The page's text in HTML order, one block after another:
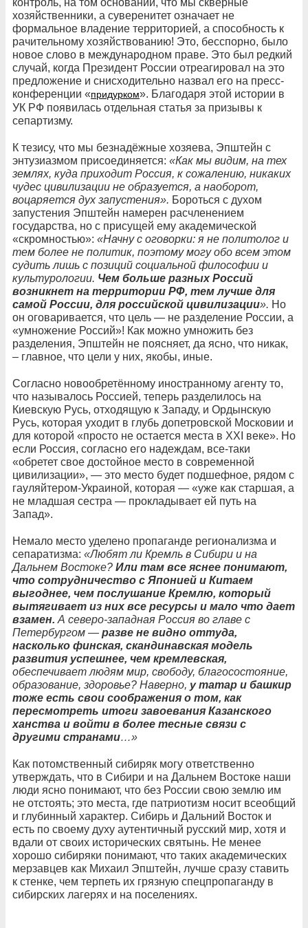
хозяйственники, а суверенитет означает не
формальное владение территорией, а способность к
рачительному хозяйствованию! Это, бесспорно, было
новое слово в международном праве. Это был редкий
случай, когда Президент России отреагировал на это
предложение и снисходительно назвал его на пресс-
конференции «придурком». Благодаря этой истории в
УК РФ появилась отдельная статья за призывы к
сепартизму.
К тезису, что мы безнадёжные хозяева, Эпштейн с
энтузиазмом присоединяется: «Как мы видим, на тех
землях, куда приходит Россия, к сожалению, никаких
чудес цивилизации не образуется, а наоборот,
воцаряется дух запустения». Бороться с духом
запустения Эпштейн намерен расчленением
государства, но с присущей ему академической
«скромностью»: «Начну с оговорки: я не политолог и
тем более не политик, поэтому могу обо всем этом
судить лишь с позиций социальной философии и
культурологии. Чем больше разных Россий
возникнет на территории РФ, тем лучше для
самой России, для российской цивилизации». Но
он оговаривается, что цель — не разделение России, а
«умножение Россий»! Как можно умножить без
разделения, Эпштейн не поясняет, да ясно, что никак,
– главное, что цели у них, якобы, иные.
Согласно новообретённому иностранному агенту то,
что называлось Россией, теперь разделилось на
Киевскую Русь, отходящую к Западу, и Ордынскую
Русь, которая уходит в глубь допетровской Московии и
для которой «просто не остается места в XXI веке». Но
если Россия, согласно его надеждам, все-таки
«обретет свое достойное место в современной
цивилизации», — это место будет подшефное, рядом с
гауляйтером-Украиной, которая — «уже как старшая, а
не младшая сестра — прокладывает ей путь на
Запад».
Немало место уделено пропаганде регионализма и
сепаратизма: «Любят ли Кремль в Сибири и на
Дальнем Востоке? Или там все яснее понимают,
что сотрудничество с Японией и Китаем
выгоднее, чем послушание Кремлю, который
вытягивает из них все ресурсы и мало что дает
взамен. А северо-западная Россия во главе с
Петербургом — разве не видно оттуда,
насколько финская, скандинавская модель
развития успешнее, чем кремлевская,
обеспечивает людям мир, свободу, благосостояние,
образование, здоровье? Наверно, у татар и башкир
тоже есть свои соображения о том, как
пересмотреть итоги завоевания Казанского
ханства и войти в более тесные связи с
другими странами…»
Как потомственный сибиряк могу ответственно
утверждать, что в Сибири и на Дальнем Востоке наши
люди ясно понимают, что без России свою землю им
не отстоять; это места, где патриотизм носит всеобщий
и глубинный характер. Сибирь и Дальний Восток и
есть по своему духу аутентичный русский мир, хотя и
вдали от своих исторических святынь. Не менее
хорошо сибиряки понимают, что таких академических
мерзавцев как Михаил Эпштейн, лучше сразу ставить
к стенке, чем терпеть их грязную спецпропаганду в
сибирских лагерях и на поселениях.